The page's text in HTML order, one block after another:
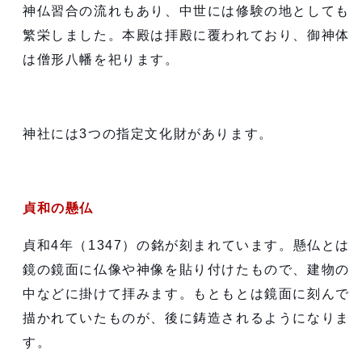
神仏習合の流れもあり、中世には修験の地としても
繁栄しました。本殿は拝殿に覆われており、御神体
は僧形八幡を祀ります。
神社には3つの指定文化財があります。
貞和の懸仏
貞和4年（1347）の銘が刻まれています。懸仏とは
鏡の鏡面に仏像や神像を貼り付けたもので、建物の
中などに掛けて拝みます。もともとは鏡面に刻んで
描かれていたものが、後に鋳造されるようになりま
す。